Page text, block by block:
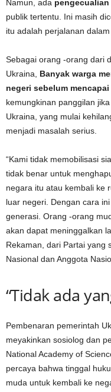
Namun, ada pengecualian
publik tertentu. Ini masih
itu adalah perjalanan
Sebagai orang -orang dari
Ukraina, Banyak warga
negeri sebelum
kemungkinan panggilan
Ukraina, yang mulai
menjadi masalah serius.
“Kami tidak memobilisasi
tidak benar untuk
negara itu atau kembali ke
luar negeri. Dengan cara
generasi. Orang -orang
akan dapat meninggalkan
Rekaman, dari Partai yang
Nasional dan Anggota
“Tidak ada
Pembenaran pemerintah
meyakinkan sosiolog dan
National Academy of
percaya bahwa tinggal
muda untuk kembali ke